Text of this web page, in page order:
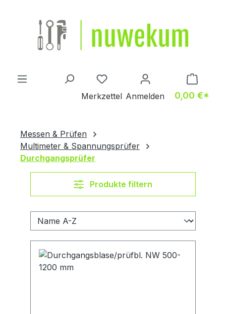
Du hast 0 Produkte auf dem
Merkzettel Anmelden 0,00 €*
Messen & Prüfen
Multimeter & Spannungsprüfer
Durchgangsprüfer
Produkte filtern